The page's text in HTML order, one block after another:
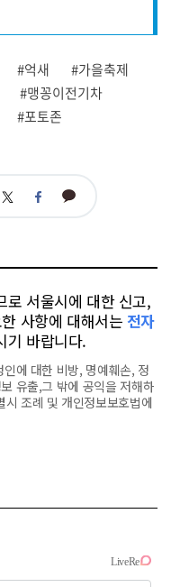
#억새
#가을축제
#맹꽁이전기차
#포토존
트 페 카
로 서울시에 대한 신고,
사항에 대해서는 전자
기 바랍니다.
에 대한 비방, 명예훼손, 정
유출,그 밖에 공익을 저해하
조례 및 개인정보보호법에